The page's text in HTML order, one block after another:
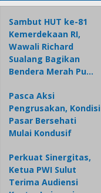
Sambut HUT ke-81
Kemerdekaan RI,
Wawali Richard
Sualang Bagikan
Bendera Merah Pu…
Pasca Aksi
Pengrusakan, Kondisi
Pasar Bersehati
Mulai Kondusif
Perkuat Sinergitas,
Ketua PWI Sulut
Terima Audiensi